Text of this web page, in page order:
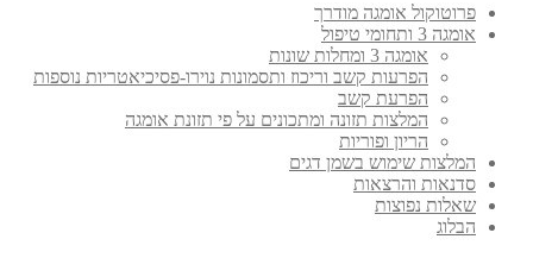
פרוטוקול אומגה מודרך
אומגה 3 ותחומי טיפול
אומגה 3 ומחלות שונות
הפרעות קשב וריכוז ותסמונות נוירו-פסיכיאטריות נוספות
הפרעת קשב
המלצות תזונה ומתכונים על פי תזונת אומגה
הריון ופוריות
המלצות שימוש בשמן דגים
סדנאות והרצאות
שאלות נפוצות
הבלוג